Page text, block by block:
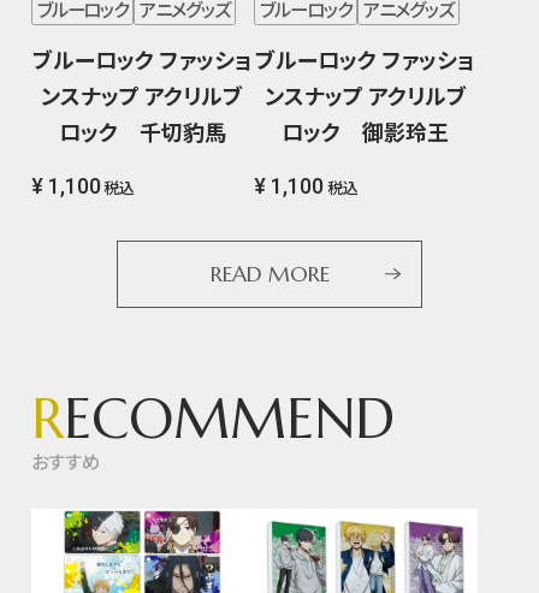
ブルーロック アニメグッズ
ブルーロック ファッショ
ンスナップ アクリルブ
ロック 千切豹馬
¥ 1,100 税込
ブルーロック アニメグッズ
ブルーロック ファッショ
ンスナップ アクリルブ
ロック 御影玲王
¥ 1,100 税込
READ MORE
RECOMMEND
おすすめ